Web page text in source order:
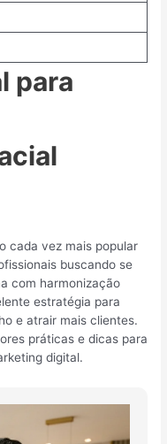
para
cada vez mais popular
buscando se
com harmonização
estratégia para
e atrair mais clientes.
práticas e dicas para
digital.